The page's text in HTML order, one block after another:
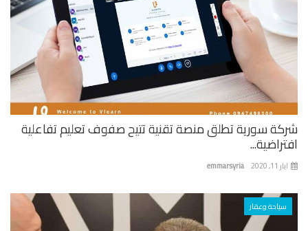
سورية تطلق منصة تقنية تتيح صفوف تعليم تفاعلية
emmarsyria
سياحة وعقار